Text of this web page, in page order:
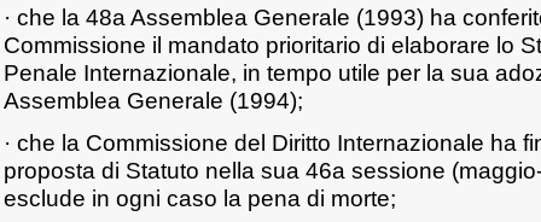
· che la 48a Assemblea Generale (1993) ha
Commissione il mandato prioritario di elaborare lo
Penale Internazionale, in tempo utile per la sua
Assemblea Generale (1994);
· che la Commissione del Diritto Internazionale ha
proposta di Statuto nella sua 46a sessione
esclude in ogni caso la pena di morte;